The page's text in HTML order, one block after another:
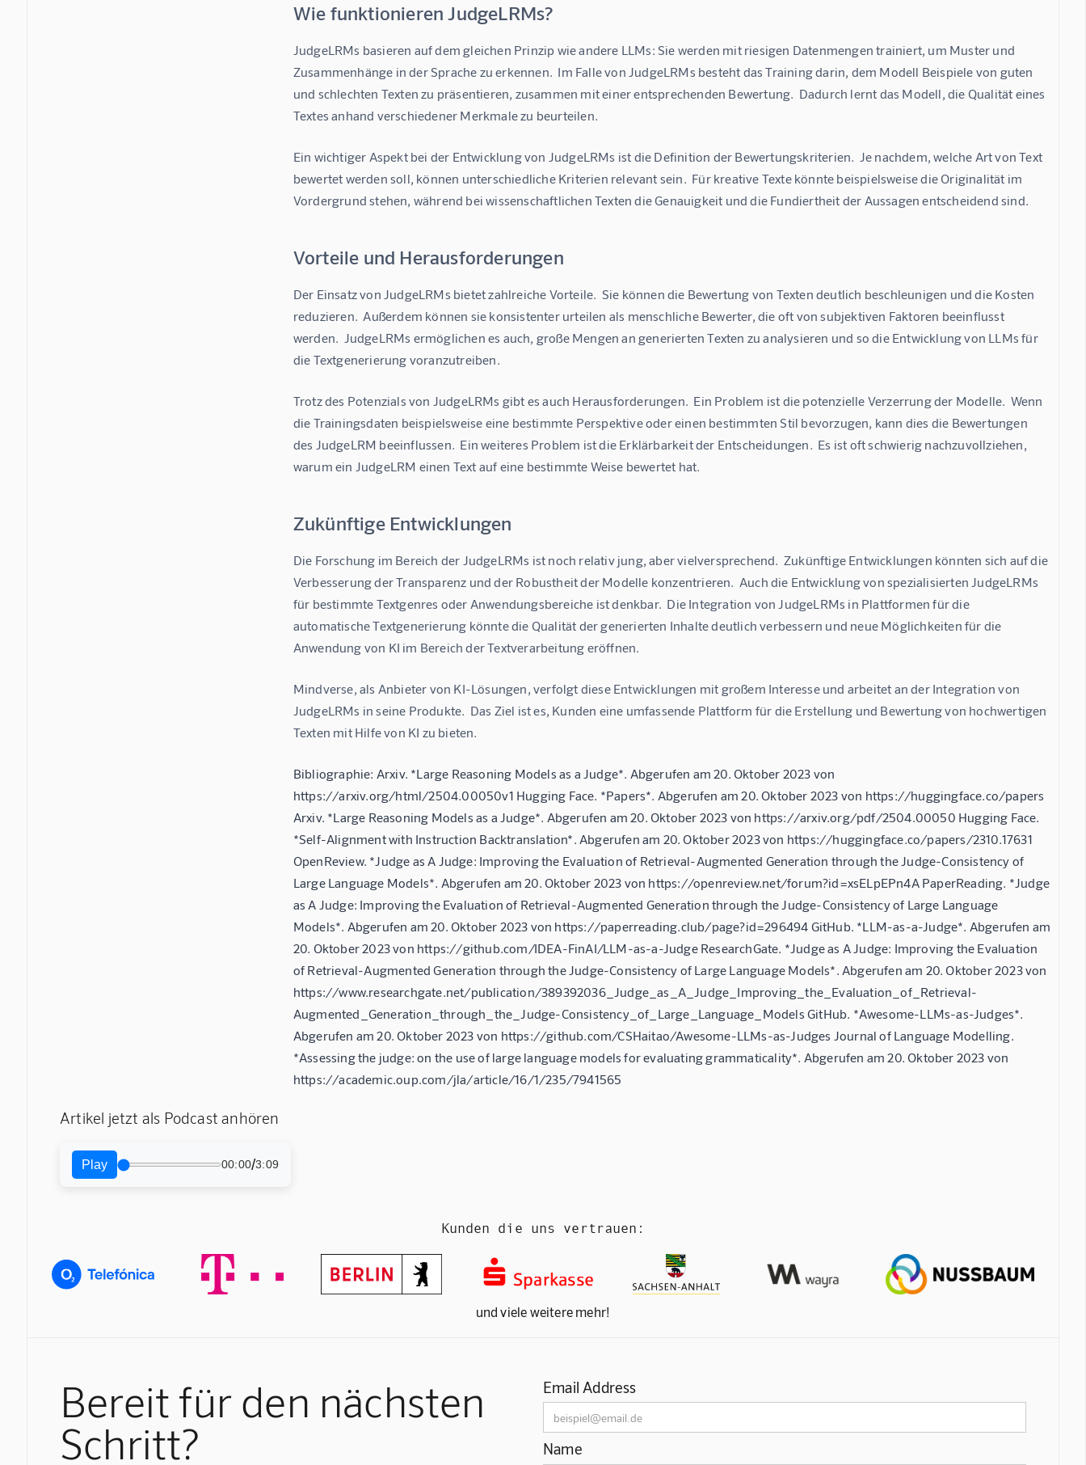
Wie funktionieren JudgeLRMs?
JudgeLRMs basieren auf dem gleichen Prinzip wie andere LLMs: Sie werden mit riesigen Datenmengen trainiert, um Muster und
Zusammenhänge in der Sprache zu erkennen.  Im Falle von JudgeLRMs besteht das Training darin, dem Modell Beispiele von guten
und schlechten Texten zu präsentieren, zusammen mit einer entsprechenden Bewertung.  Dadurch lernt das Modell, die Qualität eines
Textes anhand verschiedener Merkmale zu beurteilen.
Ein wichtiger Aspekt bei der Entwicklung von JudgeLRMs ist die Definition der Bewertungskriterien.  Je nachdem, welche Art von Text
bewertet werden soll, können unterschiedliche Kriterien relevant sein.  Für kreative Texte könnte beispielsweise die Originalität im
Vordergrund stehen, während bei wissenschaftlichen Texten die Genauigkeit und die Fundiertheit der Aussagen entscheidend sind.
Vorteile und Herausforderungen
Der Einsatz von JudgeLRMs bietet zahlreiche Vorteile.  Sie können die Bewertung von Texten deutlich beschleunigen und die Kosten
reduzieren.  Außerdem können sie konsistenter urteilen als menschliche Bewerter, die oft von subjektiven Faktoren beeinflusst
werden.  JudgeLRMs ermöglichen es auch, große Mengen an generierten Texten zu analysieren und so die Entwicklung von LLMs für
die Textgenerierung voranzutreiben.
Trotz des Potenzials von JudgeLRMs gibt es auch Herausforderungen.  Ein Problem ist die potenzielle Verzerrung der Modelle.  Wenn
die Trainingsdaten beispielsweise eine bestimmte Perspektive oder einen bestimmten Stil bevorzugen, kann dies die Bewertungen
des JudgeLRM beeinflussen.  Ein weiteres Problem ist die Erklärbarkeit der Entscheidungen.  Es ist oft schwierig nachzuvollziehen,
warum ein JudgeLRM einen Text auf eine bestimmte Weise bewertet hat.
Zukünftige Entwicklungen
Die Forschung im Bereich der JudgeLRMs ist noch relativ jung, aber vielversprechend.  Zukünftige Entwicklungen könnten sich auf die
Verbesserung der Transparenz und der Robustheit der Modelle konzentrieren.  Auch die Entwicklung von spezialisierten JudgeLRMs
für bestimmte Textgenres oder Anwendungsbereiche ist denkbar.  Die Integration von JudgeLRMs in Plattformen für die
automatische Textgenerierung könnte die Qualität der generierten Inhalte deutlich verbessern und neue Möglichkeiten für die
Anwendung von KI im Bereich der Textverarbeitung eröffnen.
Mindverse, als Anbieter von KI-Lösungen, verfolgt diese Entwicklungen mit großem Interesse und arbeitet an der Integration von
JudgeLRMs in seine Produkte.  Das Ziel ist es, Kunden eine umfassende Plattform für die Erstellung und Bewertung von hochwertigen
Texten mit Hilfe von KI zu bieten.
Bibliographie: Arxiv. *Large Reasoning Models as a Judge*. Abgerufen am 20. Oktober 2023 von
https://arxiv.org/html/2504.00050v1 Hugging Face. *Papers*. Abgerufen am 20. Oktober 2023 von https://huggingface.co/papers
Arxiv. *Large Reasoning Models as a Judge*. Abgerufen am 20. Oktober 2023 von https://arxiv.org/pdf/2504.00050 Hugging Face.
*Self-Alignment with Instruction Backtranslation*. Abgerufen am 20. Oktober 2023 von https://huggingface.co/papers/2310.17631
OpenReview. *Judge as A Judge: Improving the Evaluation of Retrieval-Augmented Generation through the Judge-Consistency of
Large Language Models*. Abgerufen am 20. Oktober 2023 von https://openreview.net/forum?id=xsELpEPn4A PaperReading. *Judge
as A Judge: Improving the Evaluation of Retrieval-Augmented Generation through the Judge-Consistency of Large Language
Models*. Abgerufen am 20. Oktober 2023 von https://paperreading.club/page?id=296494 GitHub. *LLM-as-a-Judge*. Abgerufen am
20. Oktober 2023 von https://github.com/IDEA-FinAI/LLM-as-a-Judge ResearchGate. *Judge as A Judge: Improving the Evaluation
of Retrieval-Augmented Generation through the Judge-Consistency of Large Language Models*. Abgerufen am 20. Oktober 2023 von
https://www.researchgate.net/publication/389392036_Judge_as_A_Judge_Improving_the_Evaluation_of_Retrieval-
Augmented_Generation_through_the_Judge-Consistency_of_Large_Language_Models GitHub. *Awesome-LLMs-as-Judges*.
Abgerufen am 20. Oktober 2023 von https://github.com/CSHaitao/Awesome-LLMs-as-Judges Journal of Language Modelling.
*Assessing the judge: on the use of large language models for evaluating grammaticality*. Abgerufen am 20. Oktober 2023 von
https://academic.oup.com/jla/article/16/1/235/7941565
Artikel jetzt als Podcast anhören
Play 00:00/3:09
Kunden die uns vertrauen:
und viele weitere mehr!
Bereit für den nächsten
Schritt?
Email Address
Name